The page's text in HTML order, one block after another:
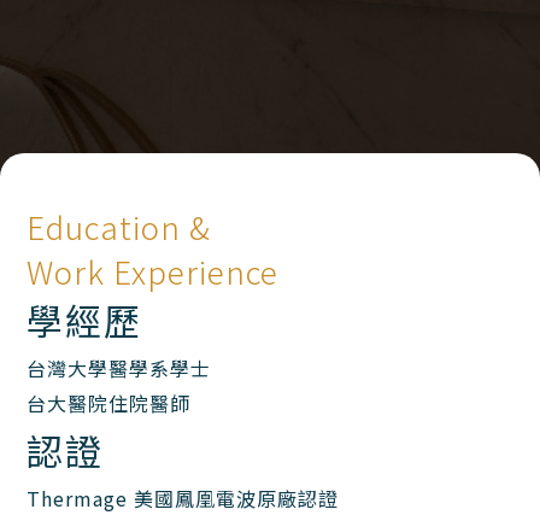
Education &
Work Experience
學經歷
台灣大學醫學系學士
台大醫院住院醫師
認證
Thermage 美國鳳凰電波原廠認證